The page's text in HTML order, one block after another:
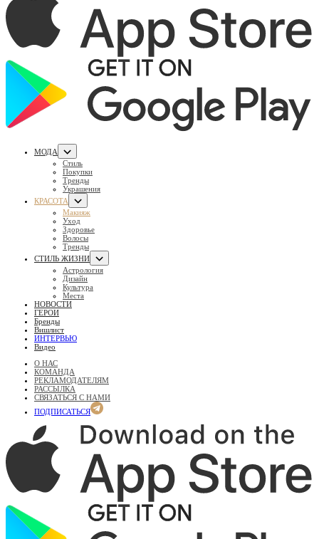
МОДА
Стиль
Покупки
Тренды
Украшения
КРАСОТА
Макияж
Уход
Здоровье
Волосы
Тренды
СТИЛЬ ЖИЗНИ
Астрология
Дизайн
Культура
Места
НОВОСТИ
ГЕРОИ
Бренды
Вишлист
ИНТЕРВЬЮ
Видео
О НАС
КОМАНДА
РЕКЛАМОДАТЕЛЯМ
РАССЫЛКА
СВЯЗАТЬСЯ С НАМИ
ПОДПИСАТЬСЯ